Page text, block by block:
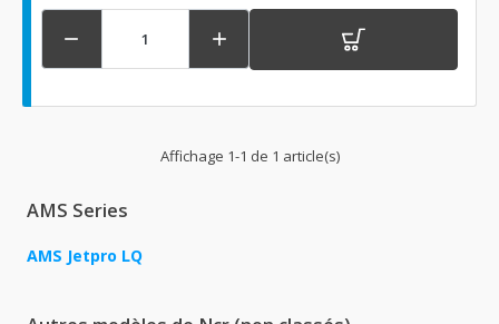
 
Affichage 1-1 de 1 article(s)
AMS Series
AMS Jetpro LQ